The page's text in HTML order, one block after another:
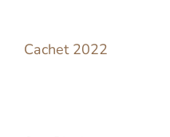
Cachet 2022